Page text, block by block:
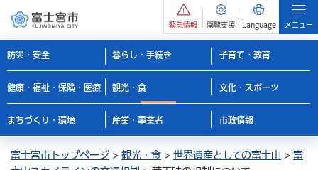
緊急情報 閲覧支援 Language メニュー
防災・安全 暮らし・手続き 子育て・教育
健康・福祉・保険・医療 観光・食 文化・スポーツ
まちづくり・環境 産業・事業者 市政情報
富士宮市トップページ > 観光・食 > 世界遺産としての富士山 > 富